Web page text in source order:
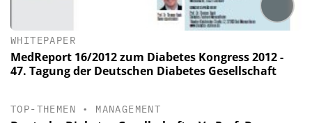
WHITEPAPER
MedReport 16/2012 zum Diabetes Kongress 2012 -
47. Tagung der Deutschen Diabetes Gesellschaft
TOP-THEMEN • MANAGEMENT